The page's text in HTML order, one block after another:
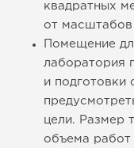
квадратных
от
Помещение
лаборатория
и подготовки
цели. Размер
объема работ